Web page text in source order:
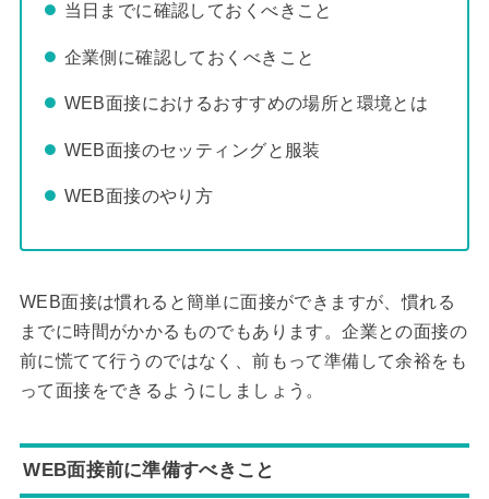
当日までに確認しておくべきこと
企業側に確認しておくべきこと
WEB面接におけるおすすめの場所と環境とは
WEB面接のセッティングと服装
WEB面接のやり方
WEB面接は慣れると簡単に面接ができますが、慣れる
までに時間がかかるものでもあります。企業との面接の
前に慌てて行うのではなく、前もって準備して余裕をも
って面接をできるようにしましょう。
WEB面接前に準備すべきこと